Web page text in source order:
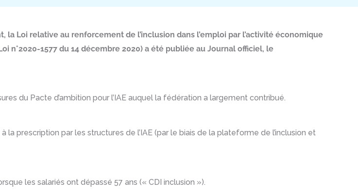
Loi relative au renforcement de l’inclusion dans l’emploi par l’activité économique
n°2020-1577 du 14 décembre 2020) a été publiée au Journal officiel, le
du Pacte d’ambition pour l’IAE auquel la fédération a largement contribué.
la prescription par les structures de l’IAE (par le biais de la plateforme de l’inclusion et
les salariés ont dépassé 57 ans (« CDI inclusion »).